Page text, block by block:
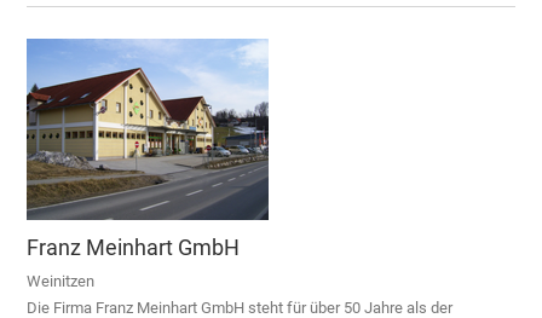
Franz Meinhart GmbH
Weinitzen
Die Firma Franz Meinhart GmbH steht für über 50 Jahre als der